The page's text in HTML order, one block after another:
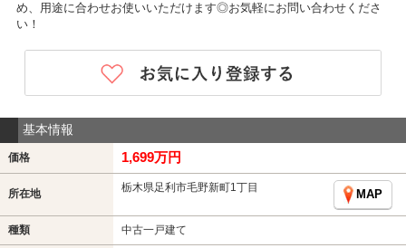
め、用途に合わせお使いいただけます◎お気軽にお問い合わせくださ
い！
基本情報
価格 1,699万円
所在地 栃木県足利市毛野新町1丁目
MAP
種類 中古一戸建て